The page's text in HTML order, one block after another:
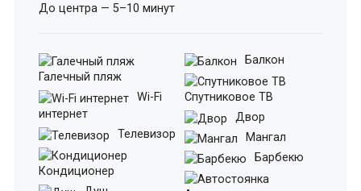
До центра — 5–10 минут
Галечный пляж
Wi-Fi
интернет
Телевизор
Кондиционер
Балкон
Спутниковое ТВ
Двор
Мангал
Барбекю